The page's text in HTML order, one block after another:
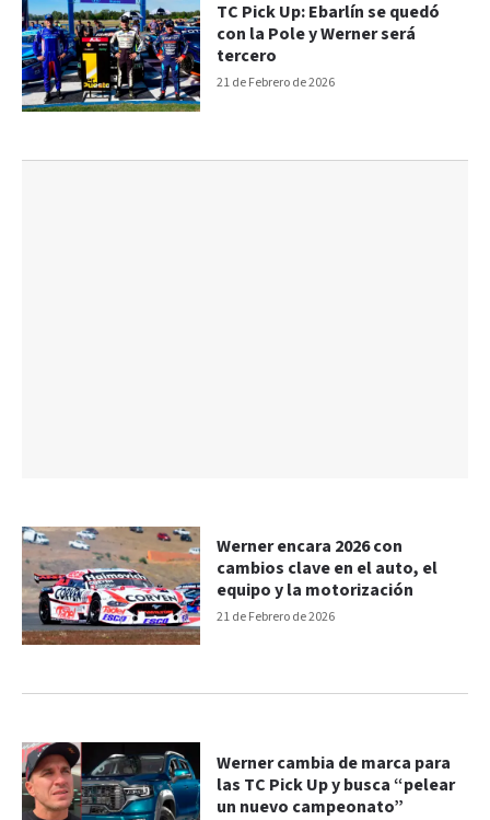
21 de Febrero de 2026
TC Pick Up: Ebarlín se quedó
con la Pole y Werner será
tercero
21 de Febrero de 2026
Werner encara 2026 con
cambios clave en el auto, el
equipo y la motorización
Werner cambia de marca para
las TC Pick Up y busca “pelear
un nuevo campeonato”